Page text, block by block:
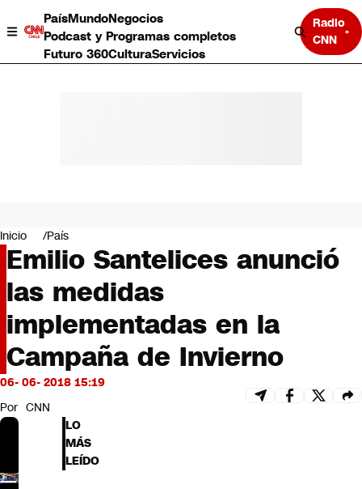
PaísMundoNegocios
Podcast y Programas completos
Futuro 360CulturaServicios
Radio
CNN
Negocios
Deportes
Programas completos
Cultura
Servicios
Bits
CNN Data
CNN tiempo
Futuro 360
Inicio País
Emilio Santelices anunció
las medidas
implementadas en la
Campaña de Invierno
06- 06- 2018 15:19
Por CNN
LO
MÁS
LEÍDO